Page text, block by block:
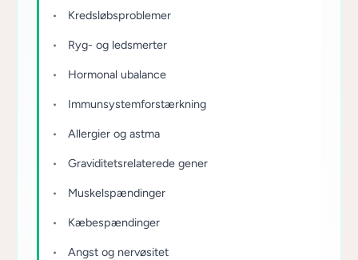
Kredsløbsproblemer
Ryg- og ledsmerter
Hormonal ubalance
Immunsystemforstærkning
Allergier og astma
Graviditetsrelaterede gener
Muskelspændinger
Kæbespændinger
Angst og nervøsitet